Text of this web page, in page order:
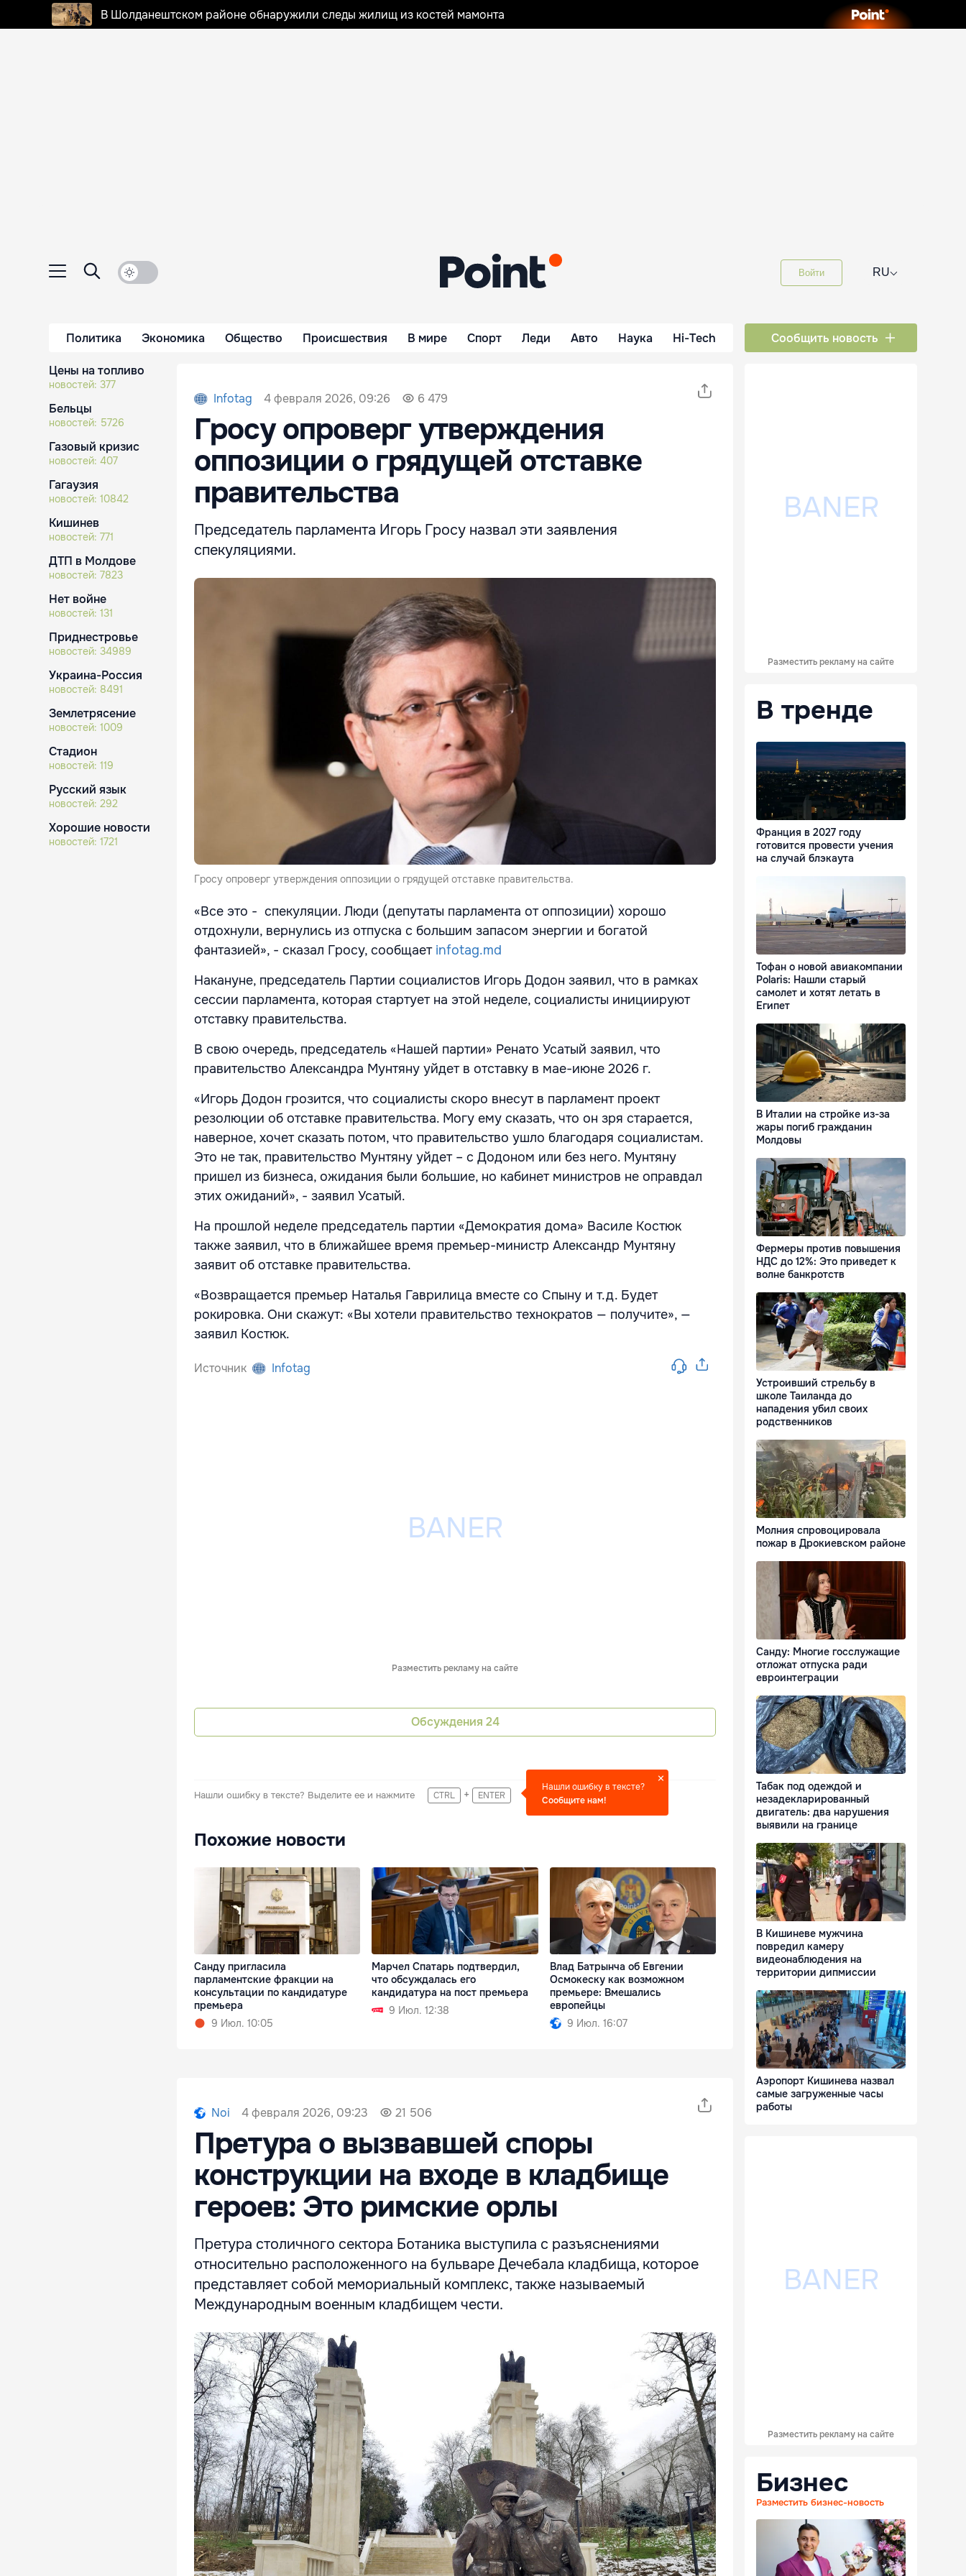
В Шолданештском районе обнаружили следы жилищ из костей мамонта
Войти RU⌵
Политика Экономика Общество Происшествия В мире Спорт Леди Авто Наука Hi-Tech Сообщить новость
Цены на топливо
новостей: 377
Бельцы
новостей: 5726
Газовый кризис
новостей: 407
Гагаузия
новостей: 10842
Кишинев
новостей: 771
ДТП в Молдове
новостей: 7823
Нет войне
новостей: 131
Приднестровье
новостей: 34989
Украина-Россия
новостей: 8491
Землетрясение
новостей: 1009
Стадион
новостей: 119
Русский язык
новостей: 292
Хорошие новости
новостей: 1721
Infotag 4 февраля 2026, 09:26 6 479
Гросу опроверг утверждения
оппозиции о грядущей отставке
правительства
Председатель парламента Игорь Гросу назвал эти заявления
спекуляциями.
Гросу опроверг утверждения оппозиции о грядущей отставке правительства.
«Все это - спекуляции. Люди (депутаты парламента от оппозиции) хорошо
отдохнули, вернулись из отпуска с большим запасом энергии и богатой
фантазией», - сказал Гросу, сообщаетinfotag.md
Накануне, председатель Партии социалистов Игорь Додон заявил, что в рамках
сессии парламента, которая стартует на этой неделе, социалисты инициируют
отставку правительства.
В свою очередь, председатель «Нашей партии» Ренато Усатый заявил, что
правительство Александра Мунтяну уйдет в отставку в мае-июне 2026 г.
«Игорь Додон грозится, что социалисты скоро внесут в парламент проект
резолюции об отставке правительства. Могу ему сказать, что он зря старается,
наверное, хочет сказать потом, что правительство ушло благодаря социалистам.
Это не так, правительство Мунтяну уйдет – с Додоном или без него. Мунтяну
пришел из бизнеса, ожидания были большие, но кабинет министров не оправдал
этих ожиданий», - заявил Усатый.
На прошлой неделе председатель партии «Демократия дома» Василе Костюк
также заявил, что в ближайшее время премьер-министр Александр Мунтяну
заявит об отставке правительства.
«Возвращается премьер Наталья Гаврилица вместе со Спыну и т.д. Будет
рокировка. Они скажут: «Вы хотели правительство технократов — получите», —
заявил Костюк.
Источник Infotag
Разместить рекламу на сайте
Обсуждения 24
Нашли ошибку в тексте? Выделите ее и нажмите CTRL + ENTER
Нашли ошибку в тексте?
Сообщите нам!
Похожие новости
Санду пригласила
парламентские фракции на
консультации по кандидатуре
премьера
9 Июл. 10:05
Марчел Спатарь подтвердил,
что обсуждалась его
кандидатура на пост премьера
9 Июл. 12:38
Влад Батрынча об Евгении
Осмокеску как возможном
премьере: Вмешались
европейцы
9 Июл. 16:07
Noi 4 февраля 2026, 09:23 21 506
Претура о вызвавшей споры
конструкции на входе в кладбище
героев: Это римские орлы
Претура столичного сектора Ботаника выступила с разъяснениями
относительно расположенного на бульваре Дечебала кладбища, которое
представляет собой мемориальный комплекс, также называемый
Международным военным кладбищем чести.
Разместить рекламу на сайте
В тренде
Франция в 2027 году
готовится провести учения
на случай блэкаута
Тофан о новой авиакомпании
Polaris: Нашли старый
самолет и хотят летать в
Египет
В Италии на стройке из-за
жары погиб гражданин
Молдовы
Фермеры против повышения
НДС до 12%: Это приведет к
волне банкротств
Устроивший стрельбу в
школе Таиланда до
нападения убил своих
родственников
Молния спровоцировала
пожар в Дрокиевском районе
Санду: Многие госслужащие
отложат отпуска ради
евроинтеграции
Табак под одеждой и
незадекларированный
двигатель: два нарушения
выявили на границе
В Кишиневе мужчина
повредил камеру
видеонаблюдения на
территории дипмиссии
Аэропорт Кишинева назвал
самые загруженные часы
работы
Разместить рекламу на сайте
Бизнес
Разместить бизнес-новость